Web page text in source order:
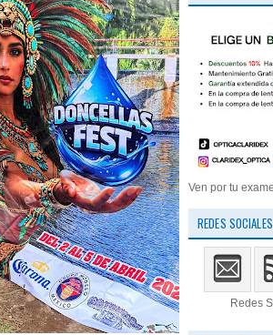
Ven por tu
REDES SOCIALES
Redes